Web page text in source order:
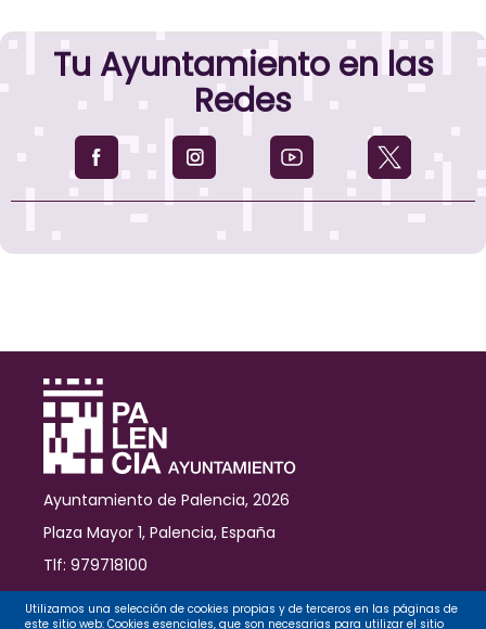
alcaldesa
de
Palencia
ciudadanos
por
"actuación
del
CTR
Tu Ayuntamiento en las
Redes
Ayuntamiento de Palencia, 2026
Plaza Mayor 1, Palencia, España
Tlf: 979718100
Contacto
Utilizamos una selección de cookies propias y de terceros en las páginas de
este sitio web: Cookies esenciales, que son necesarias para utilizar el sitio